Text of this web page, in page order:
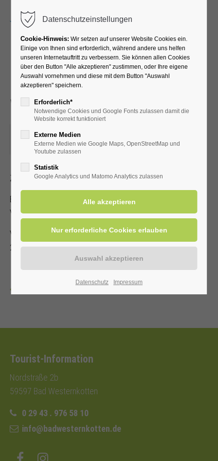
"Ein bunter
Melodienreigen" mit
Wolfgang Holz
14.08.2026, 19:30
ORT: KLINIK SOLEQUELLE, CAFETERIA
Zutritt mit gültiger Kur- /Einwohnerkarte
Es steht nur eine begrenzte Anzahl an Sitzplätzen zur
Verfügung!
Veranstalter: Kurverwaltung Bad Westernkotten, Telefon: 0
29 43 . 976 58 10
Tourist-Information
Nordstraße 2b
59597 Bad Westernkotten
0 29 43 . 976 58 10
info@badwesternkotten.de
Datenschutzeinstellungen
Cookie-Hinweis: Wir setzen auf unserer Website Cookies ein.
Einige von Ihnen sind erforderlich, während andere uns helfen
unseren Internetauftritt zu verbessern. Sie können allen Cookies
über den Button "Alle akzeptieren" zustimmen, oder Ihre eigene
Auswahl vornehmen und diese mit dem Button "Auswahl
akzeptieren" speichern.
Erforderlich*
Notwendige Cookies und Google Fonts zulassen damit die
Website korrekt funktioniert
Externe Medien
Externe Medien wie Google Maps, OpenStreetMap und
Youtube zulassen
Statistik
Google Analytics und Matomo Analytics zulassen
Datenschutz Impressum